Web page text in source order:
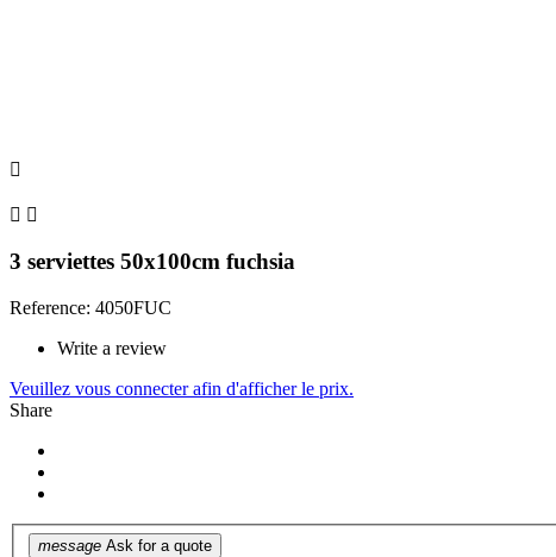

 
3 serviettes 50x100cm fuchsia
Reference: 4050FUC
Write a review
Veuillez vous connecter afin d'afficher le prix.
Share
message Ask for a quote